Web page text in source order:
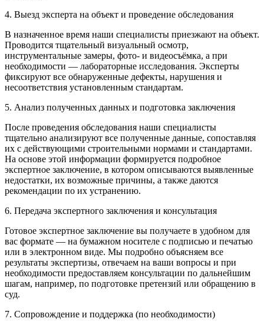
4. Выезд эксперта на объект и проведение обследования
В назначенное время наши специалисты приезжают на объект.
Проводится тщательный визуальный осмотр,
инструментальные замеры, фото- и видеосъёмка, а при
необходимости — лабораторные исследования. Эксперты
фиксируют все обнаруженные дефекты, нарушения и
несоответствия установленным стандартам.
5. Анализ полученных данных и подготовка заключения
После проведения обследования наши специалисты
тщательно анализируют все полученные данные, сопоставляя
их с действующими строительными нормами и стандартами.
На основе этой информации формируется подробное
экспертное заключение, в котором описываются выявленные
недостатки, их возможные причины, а также даются
рекомендации по их устранению.
6. Передача экспертного заключения и консультация
Готовое экспертное заключение вы получаете в удобном для
вас формате — на бумажном носителе с подписью и печатью
или в электронном виде. Мы подробно объясняем все
результаты экспертизы, отвечаем на ваши вопросы и при
необходимости предоставляем консультации по дальнейшим
шагам, например, по подготовке претензий или обращению в
суд.
7. Сопровождение и поддержка (по необходимости)